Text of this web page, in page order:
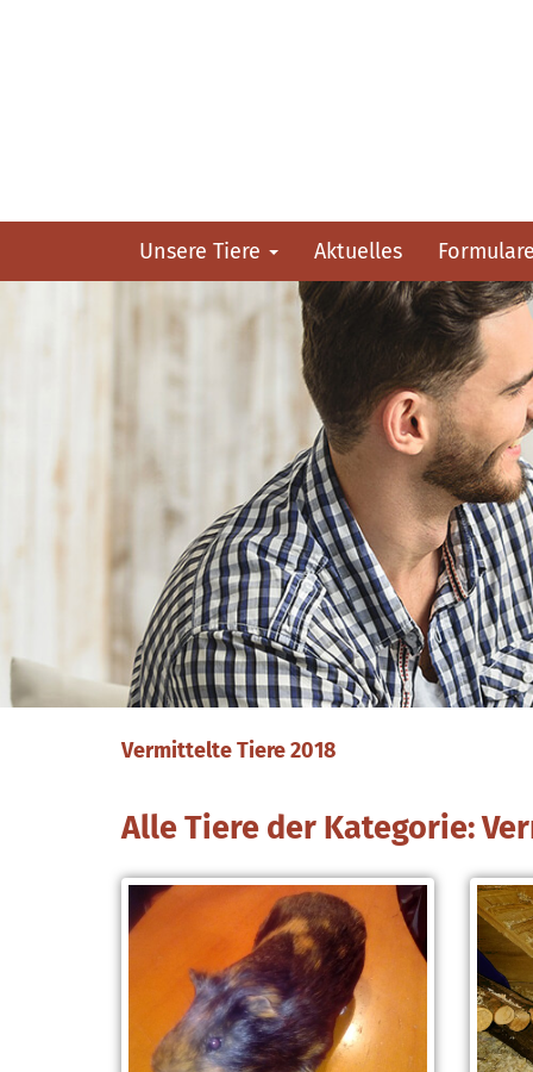
Unsere Tiere Aktuelles
Vermittelte Tiere 2018
Alle Tiere der Kategorie: